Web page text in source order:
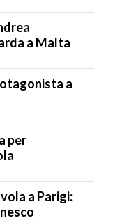
a Malta
a
per
a Parigi: